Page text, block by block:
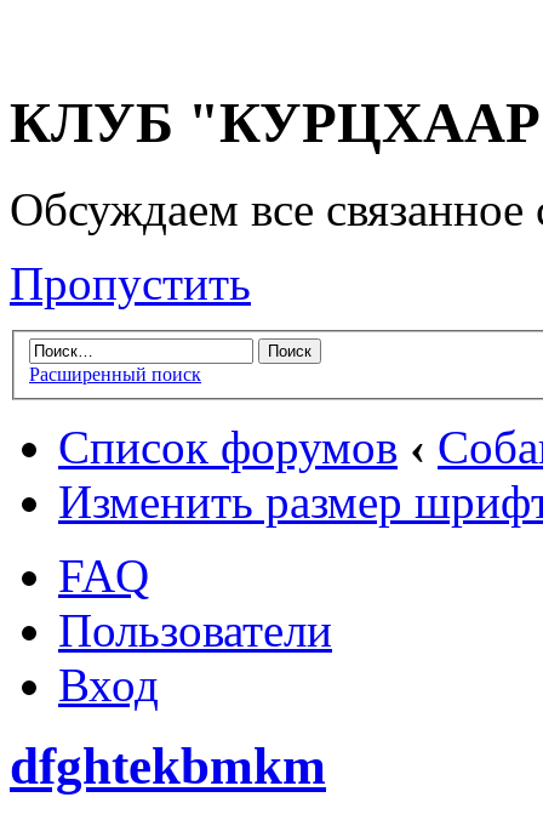
КЛУБ "КУРЦХААР"
Обсуждаем все
Пропустить
Расширенный поиск
Список форумов ‹
Изменить размер
FAQ
Пользователи
Вход
dfghtekbmkm